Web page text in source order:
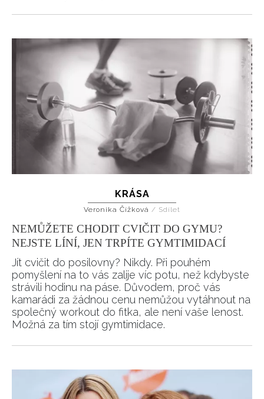
KRÁSA
Veronika Čížková / Sdílet
NEMŮŽETE CHODIT CVIČIT DO GYMU?
NEJSTE LÍNÍ, JEN TRPÍTE GYMTIMIDACÍ
Jít cvičit do posilovny? Nikdy. Při pouhém
pomyšlení na to vás zalije víc potu, než kdybyste
strávili hodinu na páse. Důvodem, proč vás
kamarádi za žádnou cenu nemůžou vytáhnout na
společný workout do fitka, ale není vaše lenost.
Možná za tím stojí gymtimidace.